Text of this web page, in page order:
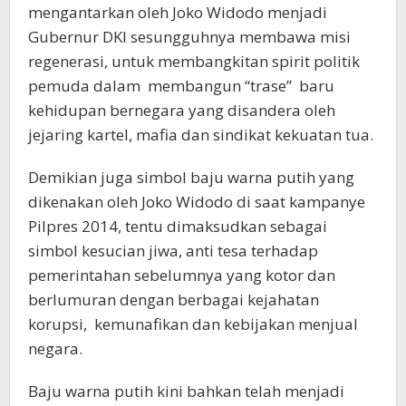
mengantarkan oleh Joko Widodo menjadi
Gubernur DKI sesungguhnya membawa misi
regenerasi, untuk membangkitan spirit politik
pemuda dalam membangun “trase” baru
kehidupan bernegara yang disandera oleh
jejaring kartel, mafia dan sindikat kekuatan tua.
Demikian juga simbol baju warna putih yang
dikenakan oleh Joko Widodo di saat kampanye
Pilpres 2014, tentu dimaksudkan sebagai
simbol kesucian jiwa, anti tesa terhadap
pemerintahan sebelumnya yang kotor dan
berlumuran dengan berbagai kejahatan
korupsi, kemunafikan dan kebijakan menjual
negara.
Baju warna putih kini bahkan telah menjadi